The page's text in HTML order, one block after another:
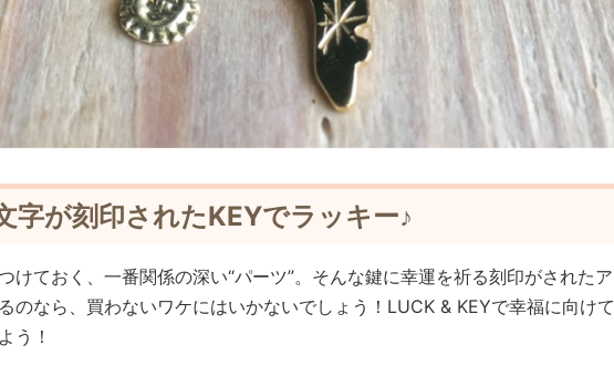
字が刻印されたKEYでラッキー♪
けておく、一番関係の深い“パーツ”。そんな鍵に幸運を祈る刻印がされたア
のなら、買わないワケにはいかないでしょう！LUCK & KEYで幸福に向けて
う！